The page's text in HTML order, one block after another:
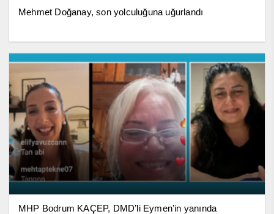
Mehmet Doğanay, son yolculuğuna uğurlandı
MHP Bodrum KAÇEP, DMD’li Eymen’in yanında